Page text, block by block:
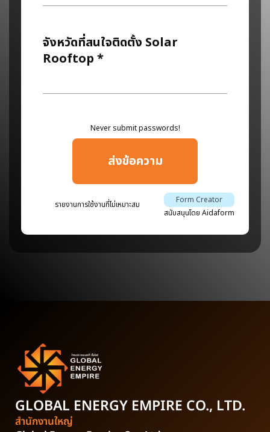
GLOBAL ENERGY EMPIRE CO., LTD.
สำนักงานใหญ่